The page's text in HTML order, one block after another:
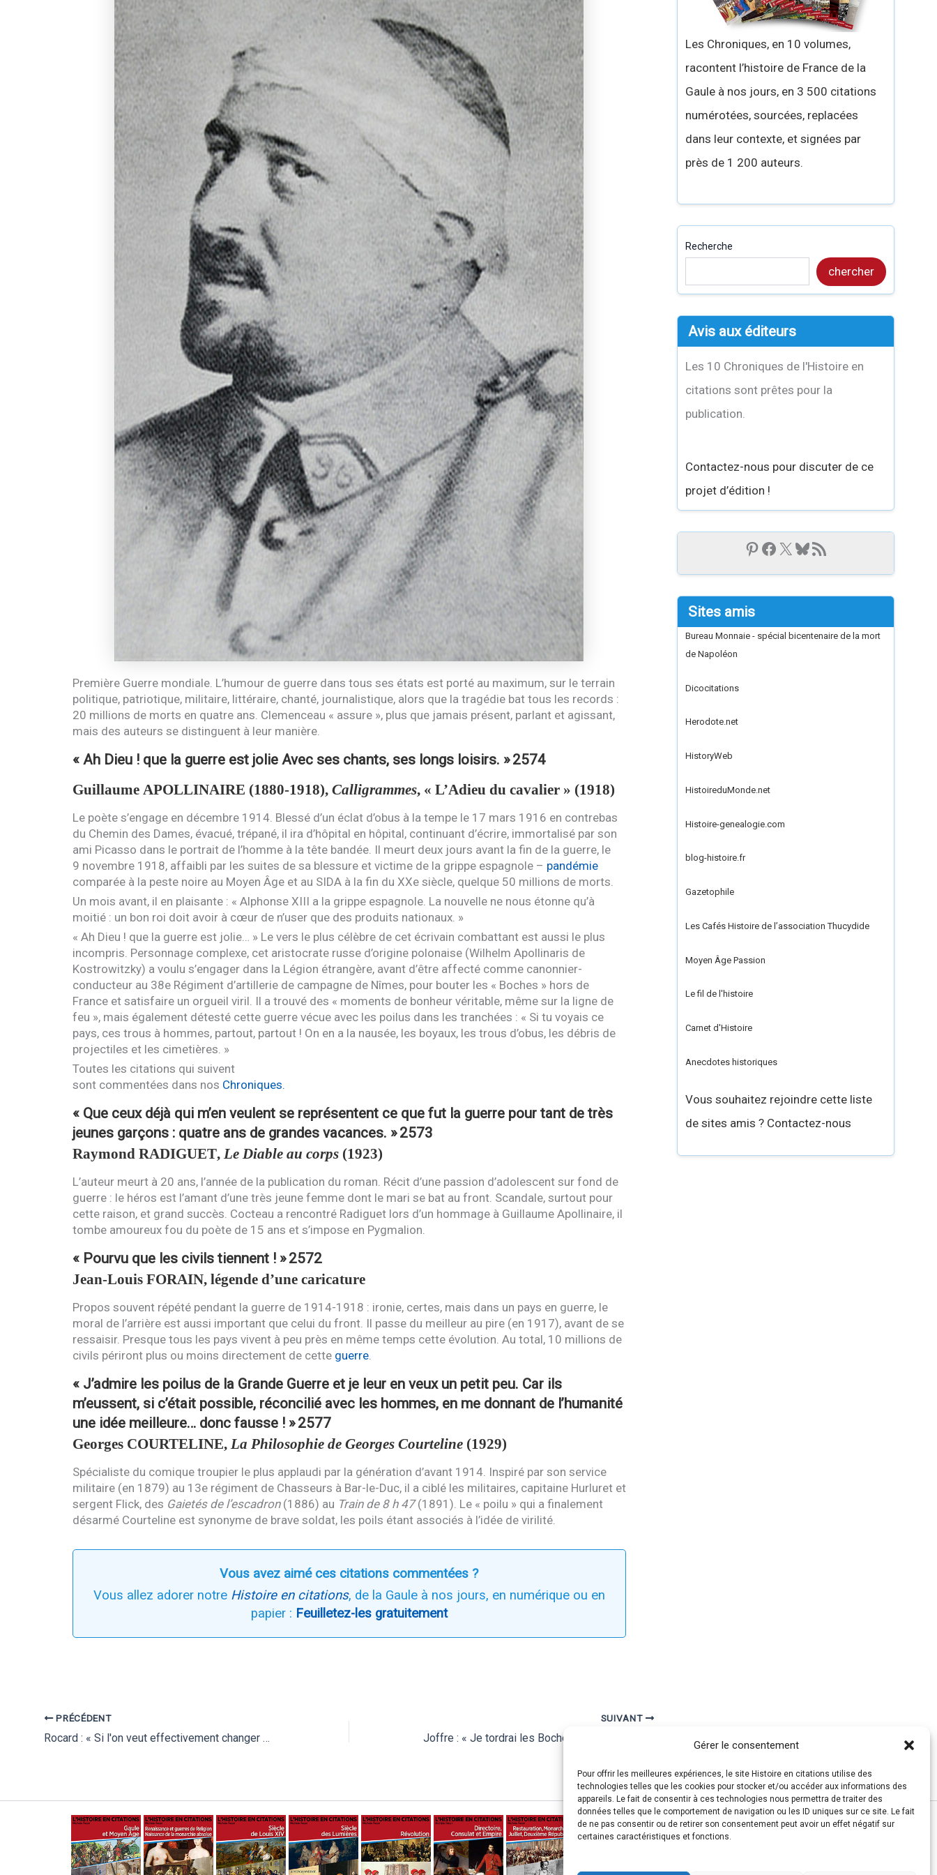
Gérer le consentement
Pour offrir les meilleures expériences, le site Histoire en citations utilise des
technologies telles que les cookies pour stocker et/ou accéder aux informations des
appareils. Le fait de consentir à ces technologies nous permettra de traiter des
données telles que le comportement de navigation ou les ID uniques sur ce site. Le fait
de ne pas consentir ou de retirer son consentement peut avoir un effet négatif sur
certaines caractéristiques et fonctions.
Première Guerre mondiale. L’humour de guerre dans tous ses états est porté au maximum, sur le terrain
politique, patriotique, militaire, littéraire, chanté, journalistique, alors que la tragédie bat tous les records :
20 millions de morts en quatre ans. Clemenceau « assure », plus que jamais présent, parlant et agissant,
mais des auteurs se distinguent à leur manière.
« Ah Dieu ! que la guerre est jolie Avec ses chants, ses longs loisirs. »2574
Guillaume APOLLINAIRE (1880-1918), Calligrammes, « L’Adieu du cavalier » (1918)
Le poète s’engage en décembre 1914. Blessé d’un éclat d’obus à la tempe le 17 mars 1916 en contrebas
du Chemin des Dames, évacué, trépané, il ira d’hôpital en hôpital, continuant d’écrire, immortalisé par son
ami Picasso dans le portrait de l’homme à la tête bandée. Il meurt deux jours avant la fin de la guerre, le
9 novembre 1918, affaibli par les suites de sa blessure et victime de la grippe espagnole – pandémie
comparée à la peste noire au Moyen Âge et au SIDAà la fin du XXe siècle, quelque 50 millions de morts.
Un mois avant, il en plaisante : « Alphonse XIII a la grippe espagnole. La nouvelle ne nous étonne qu’à
moitié : un bon roi doit avoir à cœur de n’user que des produits nationaux. »
« Ah Dieu ! que la guerre est jolie… » Le vers le plus célèbre de cet écrivain combattant est aussi le plus
incompris. Personnage complexe, cet aristocrate russe d’origine polonaise (Wilhelm Apollinaris de
Kostrowitzky) a voulu s’engager dans la Légion étrangère, avant d’être affecté comme canonnier-
conducteur au 38e Régiment d’artillerie de campagne de Nîmes, pour bouter les « Boches » hors de
France et satisfaire un orgueil viril. Il a trouvé des « moments de bonheur véritable, même sur la ligne de
feu », mais également détesté cette guerre vécue avec les poilus dans les tranchées : « Si tu voyais ce
pays, ces trous à hommes, partout, partout ! On en a la nausée, les boyaux, les trous d’obus, les débris de
projectiles et les cimetières. »
Toutes les citations qui suivent
sont commentées dans nos Chroniques.
« Que ceux déjà qui m’en veulent se représentent ce que fut la guerre pour tant de très
jeunes garçons : quatre ans de grandes vacances. »2573
Raymond RADIGUET, Le Diable au corps(1923)
L’auteur meurt à 20 ans, l’année de la publication du roman. Récit d’une passion d’adolescent sur fond de
guerre : le héros est l’amant d’une très jeune femme dont le mari se bat au front. Scandale, surtout pour
cette raison, et grand succès. Cocteau a rencontré Radiguet lors d’un hommage à Guillaume Apollinaire, il
tombe amoureux fou du poète de 15 ans et s’impose en Pygmalion.
« Pourvu que les civils tiennent ! »2572
Jean-Louis FORAIN, légende d’une caricature
Propos souvent répété pendant la guerre de 1914-1918 : ironie, certes, mais dans un pays en guerre, le
moral de l’arrière est aussi important que celui du front. Il passe du meilleur au pire (en 1917), avant de se
ressaisir. Presque tous les pays vivent à peu près en même temps cette évolution. Au total, 10 millions de
civils périront plus ou moins directement de cette guerre.
« J’admire les poilus de la Grande Guerre et je leur en veux un petit peu. Car ils
m’eussent, si c’était possible, réconcilié avec les hommes, en me donnant de l’humanité
une idée meilleure… donc fausse ! »2577
Georges COURTELINE, La Philosophie de Georges Courteline(1929)
Spécialiste du comique troupier le plus applaudi par la génération d’avant 1914. Inspiré par son service
militaire (en 1879) au 13e régiment de Chasseurs à Bar-le-Duc, il a ciblé les militaires, capitaine Hurluret et
sergent Flick, des Gaietés de l’escadron(1886) au Train de 8 h 47(1891). Le « poilu » qui a finalement
désarmé Courteline est synonyme de brave soldat, les poils étant associés à l’idée de virilité.
Vous avez aimé ces citations commentées ?
Vous allez adorer notre Histoire en citations, de la Gaule à nos jours, en numérique ou en
papier : Feuilletez-les gratuitement
PRÉCÉDENT
Rocard : « Si l'on veut effectivement changer en profondeur la société, il faut savoir, selon la belle expression de François Mitterrand, "donner du temps au temps"… »
SUIVANT
Les Chroniques, en 10 volumes,
racontent l’histoire de France de la
Gaule à nos jours, en 3 500 citations
numérotées, sourcées, replacées
dans leur contexte, et signées par
près de 1 200 auteurs.
Recherche
chercher
Avis aux éditeurs
Les 10 Chroniques de l'Histoire en
citations sont prêtes pour la
publication.
Contactez-nous pour discuter de ce
projet d’édition !
Sites amis
Bureau Monnaie - spécial bicentenaire de la mort
de Napoléon
Dicocitations
Herodote.net
HistoryWeb
HistoireduMonde.net
Histoire-genealogie.com
blog-histoire.fr
Gazetophile
Les Cafés Histoire de l’association Thucydide
Moyen Âge Passion
Le fil de l'histoire
Carnet d'Histoire
Anecdotes historiques
Vous souhaitez rejoindre cette liste
de sites amis ? Contactez-nous